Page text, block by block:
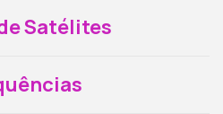
Satélites